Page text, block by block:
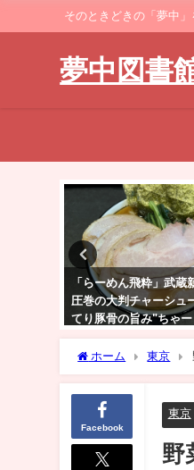
そのときどきの「夢中
夢中図書
蒲田「らーめん飛粋」
香りと豚骨の旨みと…
家系の最高峰"特製ら
ホーム 東京
Facebook
東京
野